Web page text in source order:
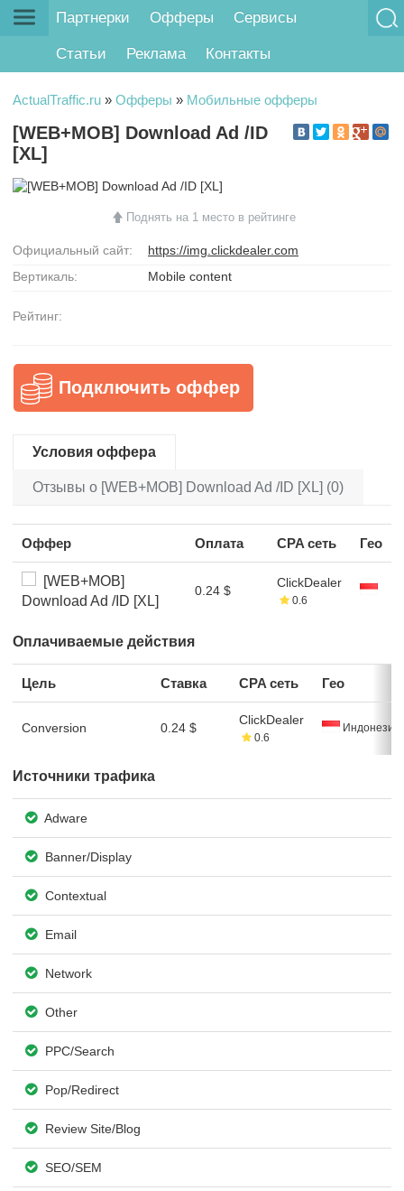
Партнерки Офферы Сервисы
Статьи Реклама Контакты
ActualTraffic.ru » Офферы » Мобильные офферы
[WEB+MOB] Download Ad /ID
[XL]
Поднять на 1 место в рейтинге
Официальный сайт:
https://img.clickdealer.com
Вертикаль:
Mobile content
Рейтинг:
Подключить оффер
Условия оффера
Отзывы о [WEB+MOB] Download Ad /ID [XL] (0)
Оффер Оплата CPA сеть Гео
[WEB+MOB]
Download Ad /ID [XL]
0.24 $
ClickDealer
0.6
Оплачиваемые действия
Цель Ставка CPA сеть Гео
Conversion 0.24 $
ClickDealer
0.6
Индонезия
Источники трафика
Adware
Banner/Display
Contextual
Email
Network
Other
PPC/Search
Pop/Redirect
Review Site/Blog
SEO/SEM